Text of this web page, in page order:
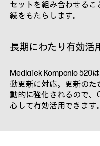
セットを組み合わせる
続をもたらします。
長期にわたり有効活
MediaTek Kompanio 520
動更新に対応。更新のた
動的に強化されるので、
心して有効活用できます。